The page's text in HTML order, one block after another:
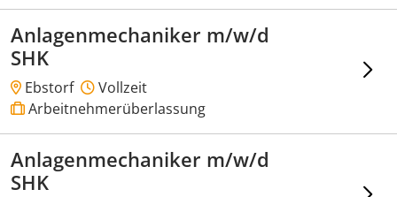
Anlagenmechaniker m/w/d
SHK
Ebstorf
Vollzeit
Arbeitnehmerüberlassung
Anlagenmechaniker m/w/d
SHK